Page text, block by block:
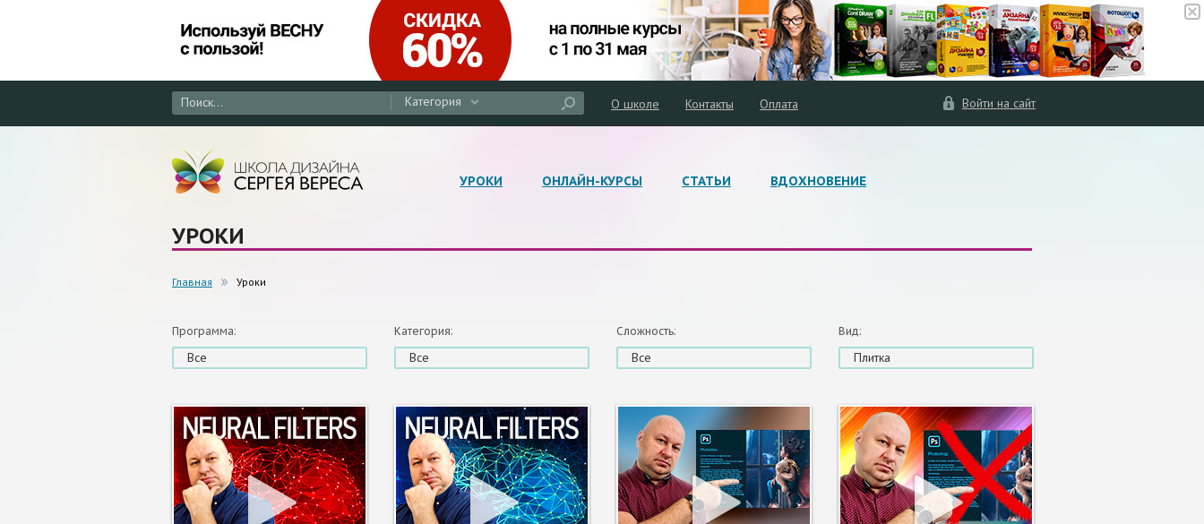
Войти на сайт
Категория О школе Контакты Оплата
УРОКИ ОНЛАЙН-КУРСЫ СТАТЬИ ВДОХНОВЕНИЕ
УРОКИ
Главная Уроки
Программа:
Все
Категория:
Все
Сложность:
Все
Вид:
Плитка